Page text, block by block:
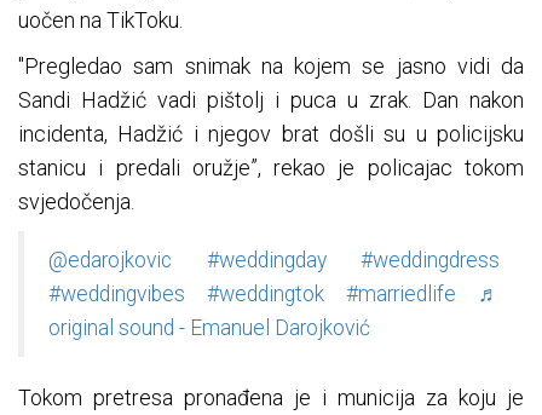
uočen na TikToku.
"Pregledao sam snimak na kojem se jasno vidi da
Sandi Hadžić vadi pištolj i puca u zrak. Dan nakon
incidenta, Hadžić i njegov brat došli su u policijsku
stanicu i predali oružje”, rekao je policajac tokom
svjedočenja.
@edarojkovic #weddingday
#weddingdress
#weddingvibes
#weddingtok #marriedlife
♬
original sound - Emanuel Darojković
Tokom pretresa pronađena je i municija za koju je